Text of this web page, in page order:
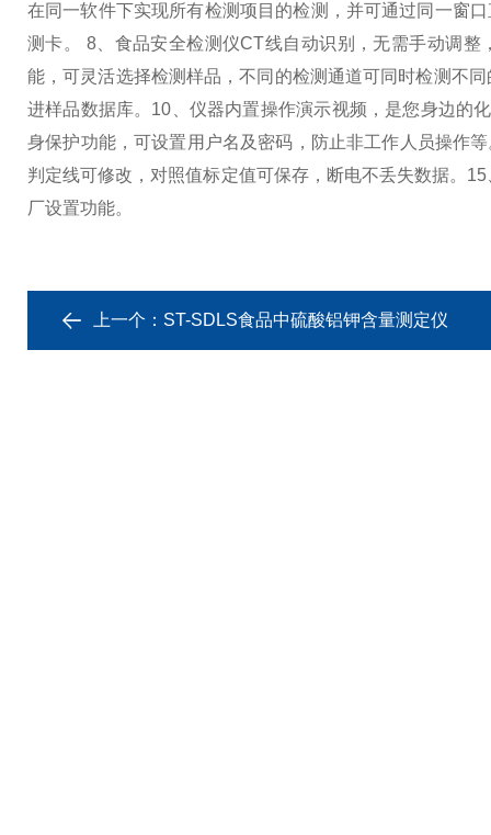
在同一软件下实现所有检测项目的检测，并可通过同一窗
测卡。 8、食品安全检测仪CT线自动识别，无需手动调整
能，可灵活选择检测样品，不同的检测通道可同时检测不
进样品数据库。 10、仪器内置操作演示视频，是您身边的
身保护功能，可设置用户名及密码，防止非工作人员操作
判定线可修改，对照值标定值可保存，断电不丢失数据。 15
厂设置功能。
上一个： ST-SDLS食品中硫酸铝钾含量测定仪